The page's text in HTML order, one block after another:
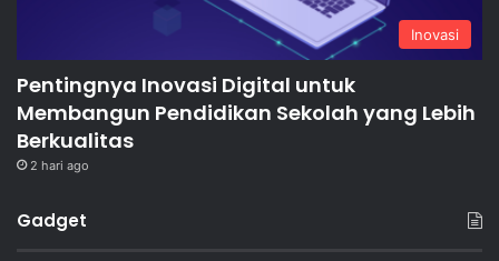
Inovasi
Pentingnya Inovasi Digital untuk
Membangun Pendidikan Sekolah yang Lebih
Berkualitas
2 hari ago
Gadget